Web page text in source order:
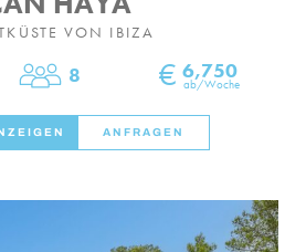
VON IBIZA
Personen
8 € 6,750
ab/Woche
ANFRAGEN